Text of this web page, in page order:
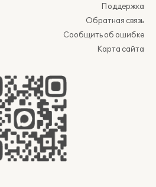
Поддержка
Обратная связь
Сообщить об ошибке
Карта сайта